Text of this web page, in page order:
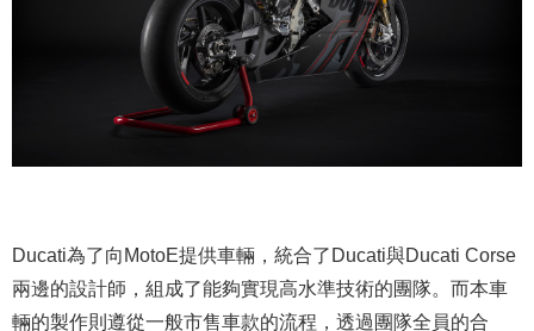
Ducati為了向MotoE提供車輛，統合了Ducati與Ducati Corse
兩邊的設計師，組成了能夠實現高水準技術的團隊。而本車
輛的製作則遵從一般市售車款的流程，透過團隊全員的合